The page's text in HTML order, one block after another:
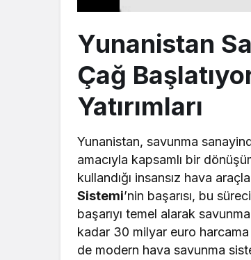
Yunanistan
Çağ
Yatırımları
Yunanistan, savunma
amacıyla kapsamlı bir
kullandığı insansız hava
Sistemi’nin başarısı, bu
başarıyı temel alarak savunma
kadar 30 milyar euro
de modern hava savunma